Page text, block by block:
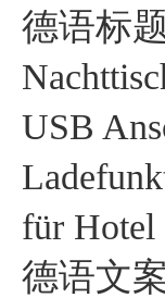
德语标
USB
für Hotel
德语文